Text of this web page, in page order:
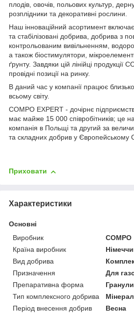
плодів, овочів, польових культур,
розплідники та декоративні рослини.
Наш інноваційний асортимент включає
та стабілізовані добрива, добрива з
контрольованим вивільненням,
а також біостимулятори,
ґрунту. Завдяки цій лінійці продукції
провідні позиції на ринку.
В даний час у компанії працює близько
всьому світу.
COMPO EXPERT - дочірнє
має майже 15 000 співробітників; це
компанія в Польщі та другий за
та складних добрив у Європейському
Приховати
Характеристики
Основні
Виробник
COMPO
Країна виробник
Вид добрива
Призначення
Для
Препаративна форма
Гранули
Тип комплексного добрива
Період внесення добрив
Весна